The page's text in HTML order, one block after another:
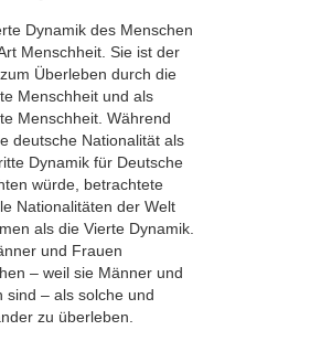
Dynamik des Menschen
Menschheit. Sie ist der
Überleben durch die
Menschheit und als
Menschheit. Während
deutsche Nationalität als
Dynamik für Deutsche
würde, betrachtete
Nationalitäten der Welt
als die Vierte Dynamik.
und Frauen
– weil sie Männer und
sind – als solche und
zu überleben.